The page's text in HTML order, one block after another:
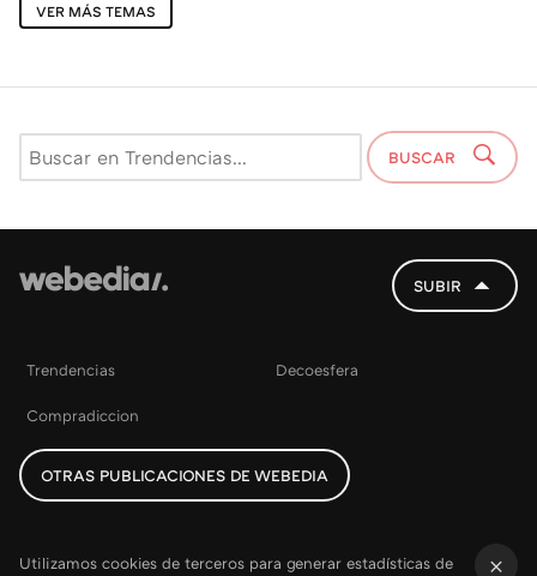
VER MÁS TEMAS
BUSCAR
SUBIR
Trendencias Decoesfera
Compradiccion
OTRAS PUBLICACIONES DE WEBEDIA
Utilizamos cookies de terceros para generar estadísticas de